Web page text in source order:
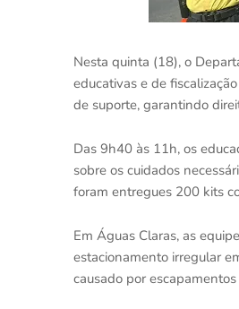
Nesta quinta (18), o
educativas e de
de suporte, garantindo
Das 9h40 às 11h, os
sobre os cuidados
foram entregues 200 kits
Em Águas Claras, as
estacionamento irregular
causado por